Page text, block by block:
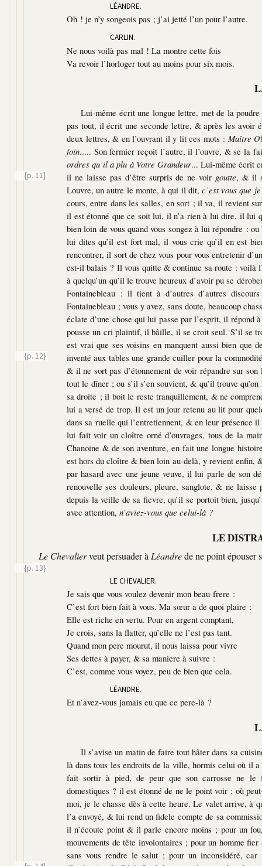
LÉANDRE.
Oh ! je n’y songeois pas ; j’ai jetté l’un pour l’autre.
CARLIN.
Ne nous voilà pas mal ! La montre cette fois
Va revoir l’horloger tout au moins pour six mois.
Lui-même écrit une longue lettre, met de la
pas tout, il écrit une seconde lettre, & après les avoir
deux lettres, & en l’ouvrant il y lit ces mots : Maître
foin..... Son fermier reçoit l’autre, il l’ouvre, & se la
ordres qu’il a plu à Votre Grandeur... Lui-même écrit
il ne laisse
{p. 11} pas d’être surpris de ne voir goutte, & il
Louvre, un autre le monte, à qui il dit, c’est vous que
cours, entre dans les salles, en sort ; il va, il revient
il est étonné que ce soit lui, il n’a rien à lui dire, il lui
bien loin de vous quand vous songez à lui répondre :
lui dites qu’il est fort mal, il vous crie qu’il en est
rencontrer, il sort de chez vous pour vous entretenir
est-il balais ? Il vous quitte & continue sa route : voilà
à quelqu’un qu’il le trouve heureux d’avoir pu se
Fontainebleau : il tient à d’autres d’autres
Fontainebleau ; vous y avez, sans doute, beaucoup
éclate d’une chose qui lui passe par l’esprit, il
pousse un cri plaintif, il bâille, il se croit seul. S’il se
est vrai que ses voisins en manquent aussi bien que
inventé aux tables une grande cuiller
{p. 12}
pour la
& il ne sort pas d’étonnement de voir répandre sur
tout le dîner ; ou s’il s’en souvient, & qu’il trouve
sa droite ; il boit le reste tranquillement, & ne
lui a versé de trop. Il est un jour retenu au lit pour
dans sa ruelle qui l’entretiennent, & en leur présence
lui fait voir un cloître orné d’ouvrages, tous de la
Chanoine & de son aventure, en fait une longue
est hors du cloître & bien loin au-delà, y revient enfin,
par hasard avec une jeune veuve, il lui parle de son
renouvelle ses douleurs, pleure, sanglote, & ne
depuis la veille de sa fievre, qu’il se portoit bien,
avec attention, n’aviez-vous que celui-là ?
LE
Le Chevalierveut persuader àLéandrede ne point épouser
{p. 13}
LE CHEVALIER.
Je sais que vous voulez devenir mon beau-frere :
C’est fort bien fait à vous. Ma sœur a de quoi plaire :
Elle est riche en vertu. Pour en argent comptant,
Je crois, sans la flatter, qu’elle ne l’est pas tant.
Quand mon pere mourut, il nous laissa pour vivre
Ses dettes à payer, & sa maniere à suivre :
C’est, comme vous voyez, peu de bien que cela.
LÉANDRE.
Et n’avez-vous jamais eu que ce pere-là ?
Il s’avise un matin de faire tout hâter dans sa
là dans tous les endroits de la ville, hormis celui où il
fait sortir à pied, de peur que son carrosse ne le
domestiques ? il est étonné de ne le point voir : où
moi, je le chasse dès à cette heure. Le valet arrive, à
l’a envoyé, & lui rend un fidele compte de sa
il n’écoute point & il parle encore moins ; pour un
mouvements de tête involontaires ; pour un homme
sans vous rendre le salut ; pour un inconsidéré,